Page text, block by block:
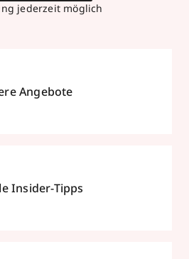
jederzeit möglich
Angebote
Insider-Tipps